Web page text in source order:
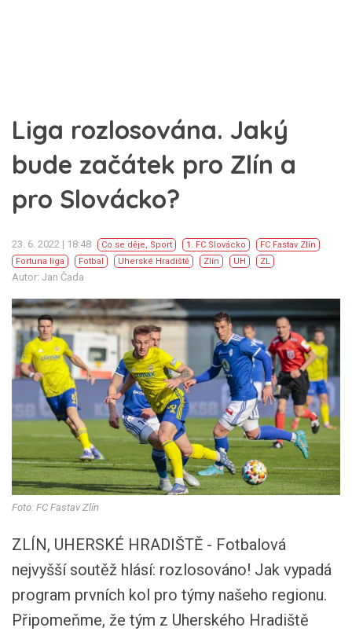
Liga rozlosována. Jaký
bude začátek pro Zlín a
pro Slovácko?
23. 6. 2022 | 18:48 Co se děje, Sport 1. FC Slovácko
FC Fastav Zlín
Fortuna liga
Fotbal Uherské Hradiště Zlín UH ZL
Autor: Jan Čada
Foto: FC Fastav Zlín
ZLÍN, UHERSKÉ HRADIŠTĚ - Fotbalová
nejvyšší soutěž hlásí: rozlosováno! Jak vypadá
program prvních kol pro týmy našeho regionu.
Připomeňme, že tým z Uherského Hradiště